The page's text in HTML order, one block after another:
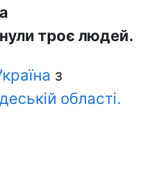
троє людей.
з
області.